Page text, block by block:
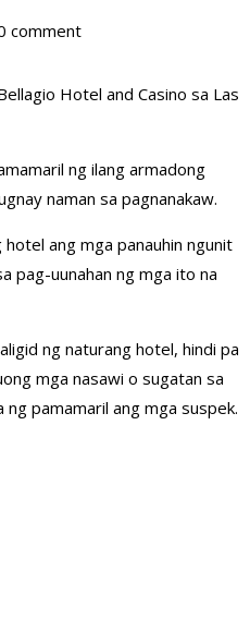
comment
Hotel and Casino sa Las
ng ilang armadong
naman sa pagnanakaw.
hotel ang mga panauhin ngunit
pag-uunahan ng mga ito na
ng naturang hotel, hindi pa
mga nasawi o sugatan sa
pamamaril ang mga suspek.